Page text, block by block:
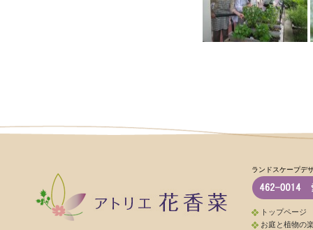
ランドスケープデ
トップページ
お庭と植物の